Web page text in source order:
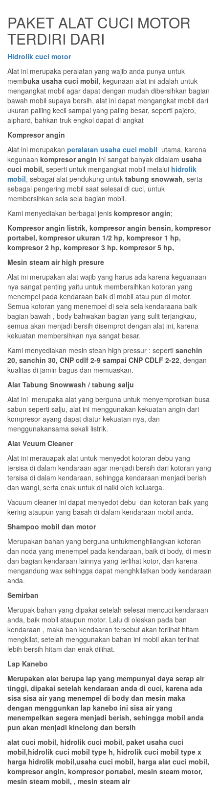
PAKET ALAT CUCI MOTOR
TERDIRI DARI
Hidrolik cuci motor
Alat ini merupaka peralatan yang wajib anda punya untuk
membuka usaha cuci mobil, kegunaan alat ini adalah untuk
mengangkat mobil agar dapat dengan mudah dibersihkan bagian
bawah mobil supaya bersih, alat ini dapat mengangkat mobil dari
ukuran paliing kecil sampai yang paling besar, seperti pajero,
alphard, bahkan truk engkol dapat di angkat
Kompresor angin
Alat ini merupakan peralatan usaha cuci mobil utama, karena
kegunaan kompresor angin ini sangat banyak didalam usaha
cuci mobil, seperti untuk mengangkat mobil melalui hidrolik
mobil, sebagai alat pendukung untuk tabung snowwah, serta
sebagai pengering mobil saat selesai di cuci, untuk
membersihkan sela sela bagian mobil.
Kami menyediakan berbagai jenis kompresor angin;
Kompresor angin listrik, kompresor angin bensin, kompresor
portabel, kompresor ukuran 1/2 hp, kompresor 1 hp,
kompresor 2 hp, kompresor 3 hp, kompresor 5 hp,
Mesin steam air high presure
Alat ini merupakan alat wajib yang harus ada karena keguanaan
nya sangat penting yaitu untuk membersihkan kotoran yang
menempel pada kendaraan baik di mobil atau pun di motor.
Semua kotoran yang menempel di sela sela kendaraana baik
bagian bawah , body bahwakan bagian yang sulit terjangkau,
semua akan menjadi bersih disemprot dengan alat ini, karena
kekuatan membersihkan nya sangat besar.
Kami menyediakan mesin stean high pressur : seperti sanchin
20, sanchin 30, CNP cdlf 2-9 sampai CNP CDLF 2-22, dengan
kualitas di jamin bagus dan memuaskan.
Alat Tabung Snowwash / tabung salju
Alat ini merupaka alat yang berguna untuk menyemprotkan busa
sabun seperti salju, alat ini menggunakan kekuatan angin dari
kompresor ayang dapat diatur kekuatan nya, dan
menggunakansama sekali listrik.
Alat Vcuum Cleaner
Alat ini merauapak alat untuk menyedot kotoran debu yang
tersisa di dalam kendaraan agar menjadi bersih dari kotoran yang
tersisa di dalam kendaraan, sehingga kendaraan menjadi berish
dan wangi, serta enak untuk di naiki oleh keluarga.
Vacuum cleaner ini dapat menyedot debu dan kotoran baik yang
kering ataupun yang basah di dalam kendaraan mobil anda.
Shampoo mobil dan motor
Merupakan bahan yang berguna untukmenghilangkan kotoran
dan noda yang menempel pada kendaraan, baik di body, di mesin
dan bagian kendaraan lainnya yang terlihat kotor, dan karena
mengandung wax sehingga dapat menghkilatkan body kendaraan
anda.
Semirban
Merupak bahan yang dipakai setelah selesai mencuci kendaraan
anda, baik mobil ataupun motor. Lalu di oleskan pada ban
kendaraan , maka ban kendaaran tersebut akan terlihat hitam
mengkilat, setelah menggunakan bahan ini mobil akan terlihat
lebih bersih hitam dan enak dilihat.
Lap Kanebo
Merupakan alat berupa lap yang mempunyai daya serap air
tinggi, dipakai setelah kendaraan anda di cuci, karena ada
sisa sisa air yang menempel di body dan mesin maka
dengan menggunkan lap kanebo ini sisa air yang
menempelkan segera menjadi berish, sehingga mobil anda
pun akan menjadi kinclong dan bersih
alat cuci mobil, hidrolik cuci mobil, paket usaha cuci
mobil,hidrolik cuci mobil type h, hidrolik cuci mobil type x
harga hidrolik mobil,usaha cuci mobil, harga alat cuci mobil,
kompresor angin, kompresor portabel, mesin steam motor,
mesin steam mobil, , mesin steam air